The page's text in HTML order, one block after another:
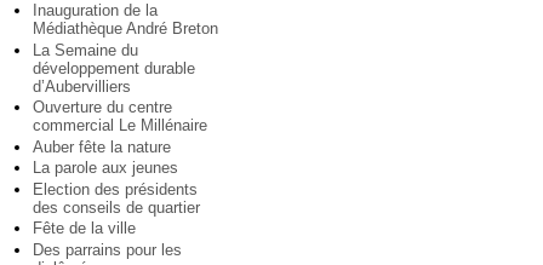
Inauguration de la
Médiathèque André Breton
La Semaine du
développement durable
d’Aubervilliers
Ouverture du centre
commercial Le Millénaire
Auber fête la nature
La parole aux jeunes
Election des présidents
des conseils de quartier
Fête de la ville
Des parrains pour les